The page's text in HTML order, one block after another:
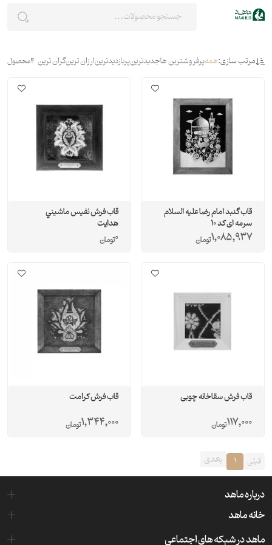
مرتب سازی:همهپرفروشترین هاجدیدترینپربازدیدترینارزان ترینگران ترین 4محصول
قاب گنبد امام رضا علیه السلام
سرمه ای کد 10
1,085,937تومان
قاب فرش نفيس ماشيني
هدايت
0تومان
قاب فرش سقاخانه چوبی
117,000تومان
قاب فرش کرامت
1,344,000تومان
قبلی 1 بعدی
درباره ماهد
خانه ماهد
ماهد در شبکه های اجتماعی